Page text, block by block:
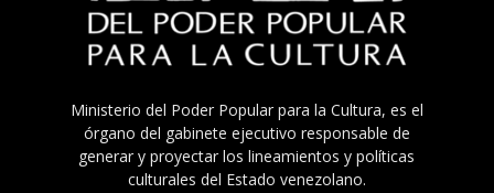
Ministerio del Poder Popular para la Cultura, es el
órgano del gabinete ejecutivo responsable de
generar y proyectar los lineamientos y políticas
culturales del Estado venezolano.